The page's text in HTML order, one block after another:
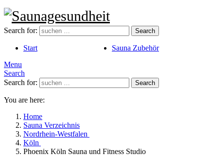
Search for: Search
Start Sauna Zubehör
Menu
Search
Search for:
Search
You are here:
Home
Sauna Verzeichnis
Nordrhein-Westfalen
Köln
Phoenix Köln Sauna und Fitness Studio